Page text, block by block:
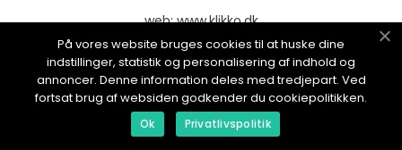
web:www.klikko.dk
Menu
På vores website bruges cookies til at huske dine
indstillinger, statistik og personalisering af indhold og
annoncer. Denne information deles med tredjepart. Ved
fortsat brug af websiden godkender du cookiepolitikken.
Ok Privatlivspolitik